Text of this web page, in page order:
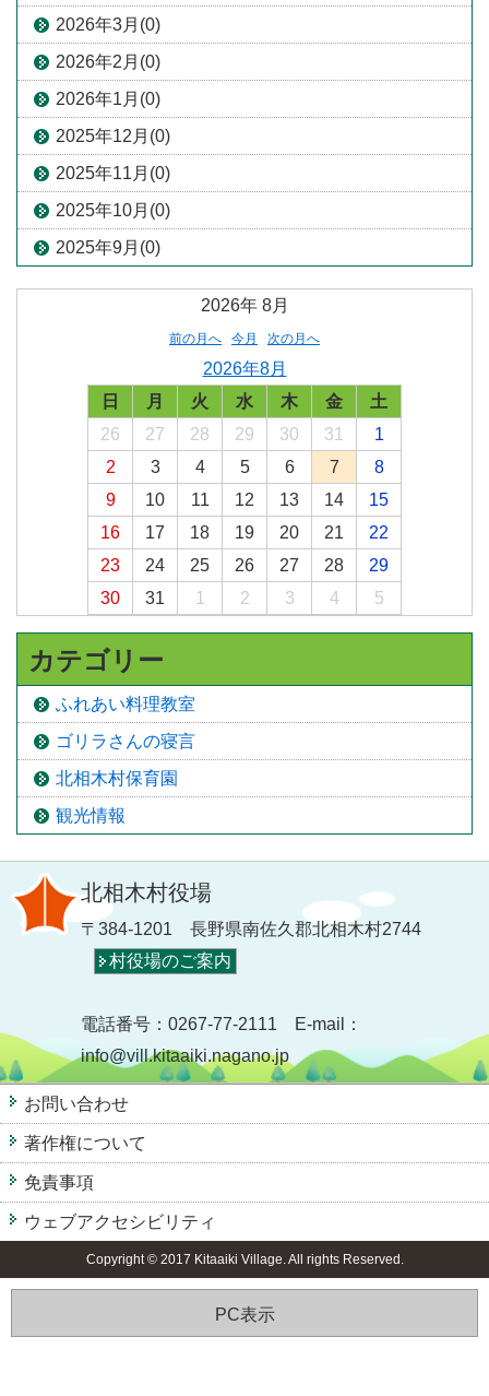
2026年3月(0)
2026年2月(0)
2026年1月(0)
2025年12月(0)
2025年11月(0)
2025年10月(0)
2025年9月(0)
2026年 8月
前の月へ 今月 次の月へ
2026年8月
日
月 火 水 木 金
土
26
27 28 29 30 31
1
2
3 4 5 6 7
8
9
10 11 12 13 14
15
16
17 18 19 20 21
22
23
24 25 26 27 28
29
30
31 1 2 3 4 5
カテゴリー
ふれあい料理教室
ゴリラさんの寝言
北相木村保育園
観光情報
北相木村役場
〒384-1201 長野県南佐久郡北相木村2744
村役場のご案内
電話番号：0267-77-2111 E-mail：
info@vill.kitaaiki.nagano.jp
お問い合わせ
著作権について
免責事項
ウェブアクセシビリティ
Copyright © 2017 Kitaaiki Village. All rights Reserved.
PC表示